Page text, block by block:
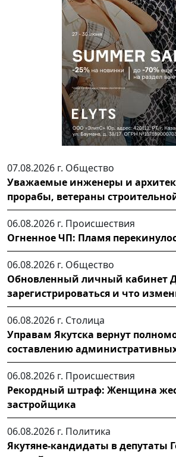
07.08.2026 г. Общество
Уважаемые инженеры и
прорабы, ветераны
06.08.2026 г. Происшествия
Огненное ЧП: Пламя
06.08.2026 г. Общество
Обновленный личный кабинет
зарегистрироваться и что
06.08.2026 г. Столица
Управам Якутска вернут
составлению
06.08.2026 г. Происшествия
Рекордный штраф: Женщина
застройщика
06.08.2026 г. Политика
Якутяне-кандидаты в депутаты